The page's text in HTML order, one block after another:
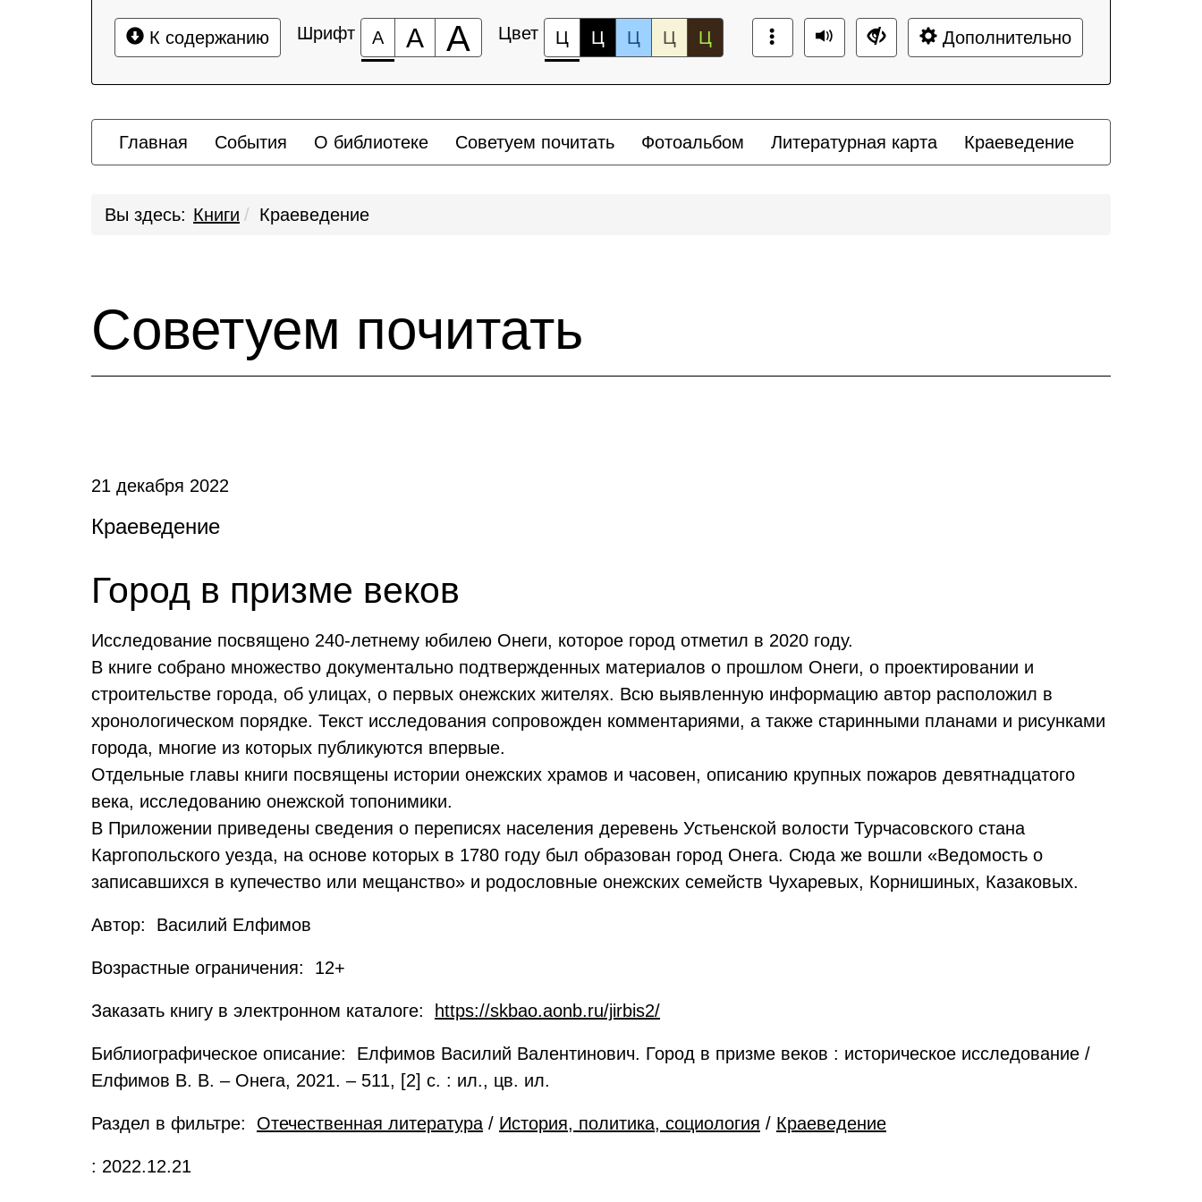
К содержанию Шрифт А А А Цвет Ц Ц Ц Ц Ц Дополнительно
Главная События О библиотеке Советуем почитать Фотоальбом Литературная карта Краеведение
Вы здесь: Книги Краеведение
Советуем почитать
21 декабря 2022
Краеведение
Город в призме веков
Исследование посвящено 240-летнему юбилею Онеги, которое город отметил в 2020 году.
В книге собрано множество документально подтвержденных материалов о прошлом Онеги, о проектировании и
строительстве города, об улицах, о первых онежских жителях. Всю выявленную информацию автор расположил в
хронологическом порядке. Текст исследования сопровожден комментариями, а также старинными планами и рисунками
города, многие из которых публикуются впервые.
Отдельные главы книги посвящены истории онежских храмов и часовен, описанию крупных пожаров девятнадцатого
века, исследованию онежской топонимики.
В Приложении приведены сведения о переписях населения деревень Устьенской волости Турчасовского стана
Каргопольского уезда, на основе которых в 1780 году был образован город Онега. Сюда же вошли «Ведомость о
записавшихся в купечество или мещанство» и родословные онежских семейств Чухаревых, Корнишиных, Казаковых.
Автор: Василий Елфимов
Возрастные ограничения: 12+
Заказать книгу в электронном каталоге: https://skbao.aonb.ru/jirbis2/
Библиографическое описание: Елфимов Василий Валентинович. Город в призме веков : историческое исследование /
Елфимов В. В. – Онега, 2021. – 511, [2] с. : ил., цв. ил.
Раздел в фильтре: Отечественная литература / История, политика, социология / Краеведение
: 2022.12.21